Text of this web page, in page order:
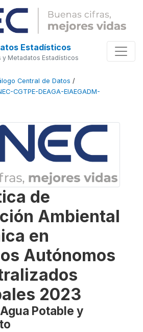
Estadísticos
y Metadatos Estadísticos
Central de Datos /
CGTPE-DEAGA-EIAEGADM-
de
Ambiental
en
Autónomos
2023
Potable y